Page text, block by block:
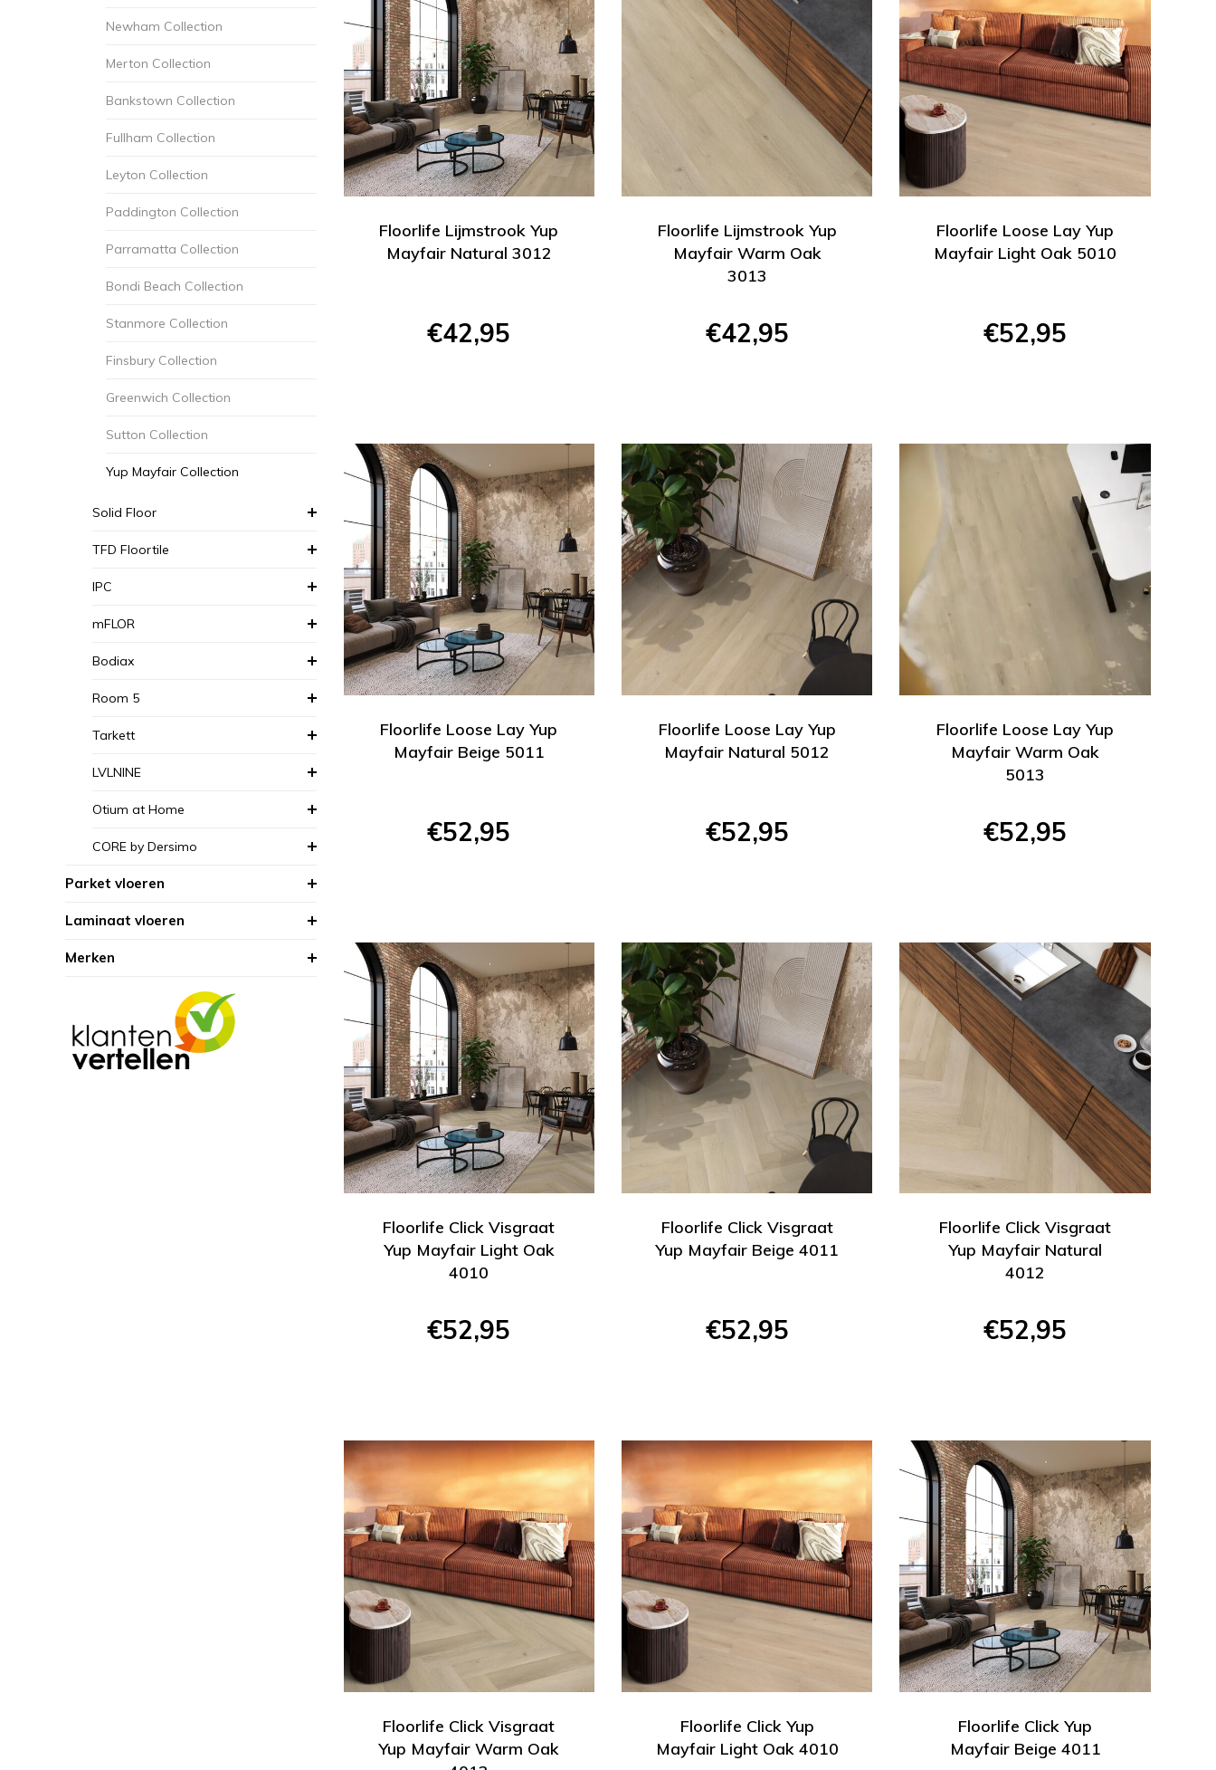
Newham Collection
Merton Collection
Bankstown Collection
Fullham Collection
Leyton Collection
Paddington Collection
Parramatta Collection
Bondi Beach Collection
Stanmore Collection
Finsbury Collection
Greenwich Collection
Sutton Collection
Yup Mayfair Collection
Solid Floor
TFD Floortile
IPC
mFLOR
Bodiax
Room 5
Tarkett
LVLNINE
Otium at Home
CORE by Dersimo
Parket vloeren
Laminaat vloeren
Merken
Floorlife Lijmstrook Yup
Mayfair Natural 3012
€42,95
Floorlife Lijmstrook Yup
Mayfair Warm Oak
3013
€42,95
Floorlife Loose Lay Yup
Mayfair Light Oak 5010
€52,95
Floorlife Loose Lay Yup
Mayfair Beige 5011
€52,95
Floorlife Loose Lay Yup
Mayfair Natural 5012
€52,95
Floorlife Loose Lay Yup
Mayfair Warm Oak
5013
€52,95
Floorlife Click Visgraat
Yup Mayfair Light Oak
4010
€52,95
Floorlife Click Visgraat
Yup Mayfair Beige 4011
€52,95
Floorlife Click Visgraat
Yup Mayfair Natural
4012
€52,95
Floorlife Click Visgraat
Yup Mayfair Warm Oak
Floorlife Click Yup
Mayfair Light Oak 4010
Floorlife Click Yup
Mayfair Beige 4011